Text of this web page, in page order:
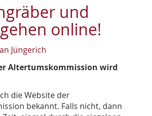
und
online!
Jüngerich
Altertumskommission wird
die Website der
bekannt. Falls nicht, dann